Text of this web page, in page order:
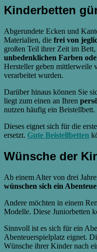
Kinderbetten
Abgerundete Ecken und
Materialien, die frei von
großen Teil ihrer Zeit im
unbedenklichen Farben
Hersteller geben mittlerweile
verarbeitet wurden.
Darüber hinaus können Sie
liegt zum einen an Ihren
nutzen häufig ein Beistellbett.
Dieses eignet sich für die
ersetzt. Gute Beistellbetten
Wünsche der
Ab einem Alter von drei
wünschen sich ein
Andere möchten in einem
Modelle. Diese Juniorbetten
Sinnvoll ist es sich für ein
Abenteuerspielplatz eignet.
Wünsche ihrer Kinder nach